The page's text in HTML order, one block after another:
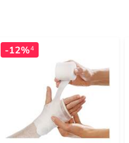
-12%4